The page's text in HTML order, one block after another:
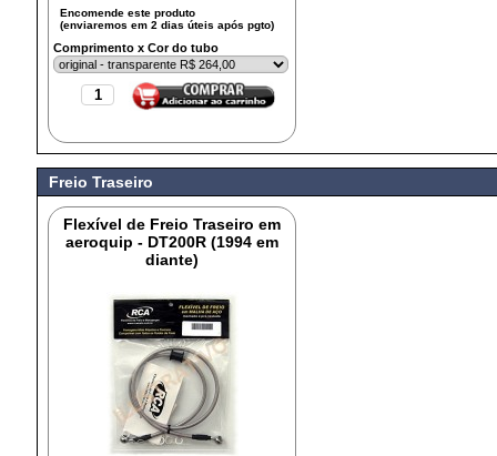
Comprimento x Cor do tubo
Freio Traseiro
Flexível de Freio Traseiro em
aeroquip - DT200R (1994 em
diante)